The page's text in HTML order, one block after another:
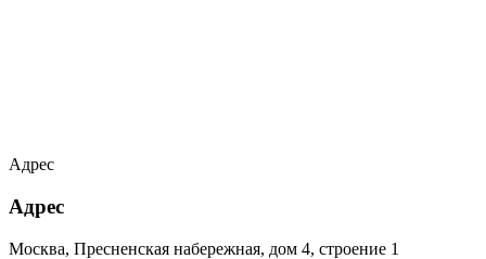
Адрес
Адрес
Москва, Пресненская набережная, дом 4, строение 1